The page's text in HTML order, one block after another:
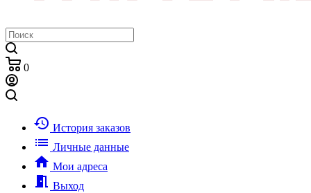
0
history История заказов
list Личные данные
home Мои адреса
meeting_room Выход